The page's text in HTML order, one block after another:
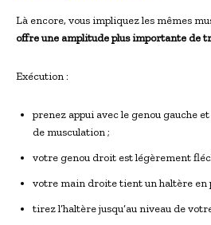
Là encore, vous impliquez les mêmes
offre une amplitude plus importante de
Exécution :
prenez appui avec le genou gauche
de musculation ;
votre genou droit est légèrement
votre main droite tient un haltère en
tirez l’haltère jusqu’au niveau de